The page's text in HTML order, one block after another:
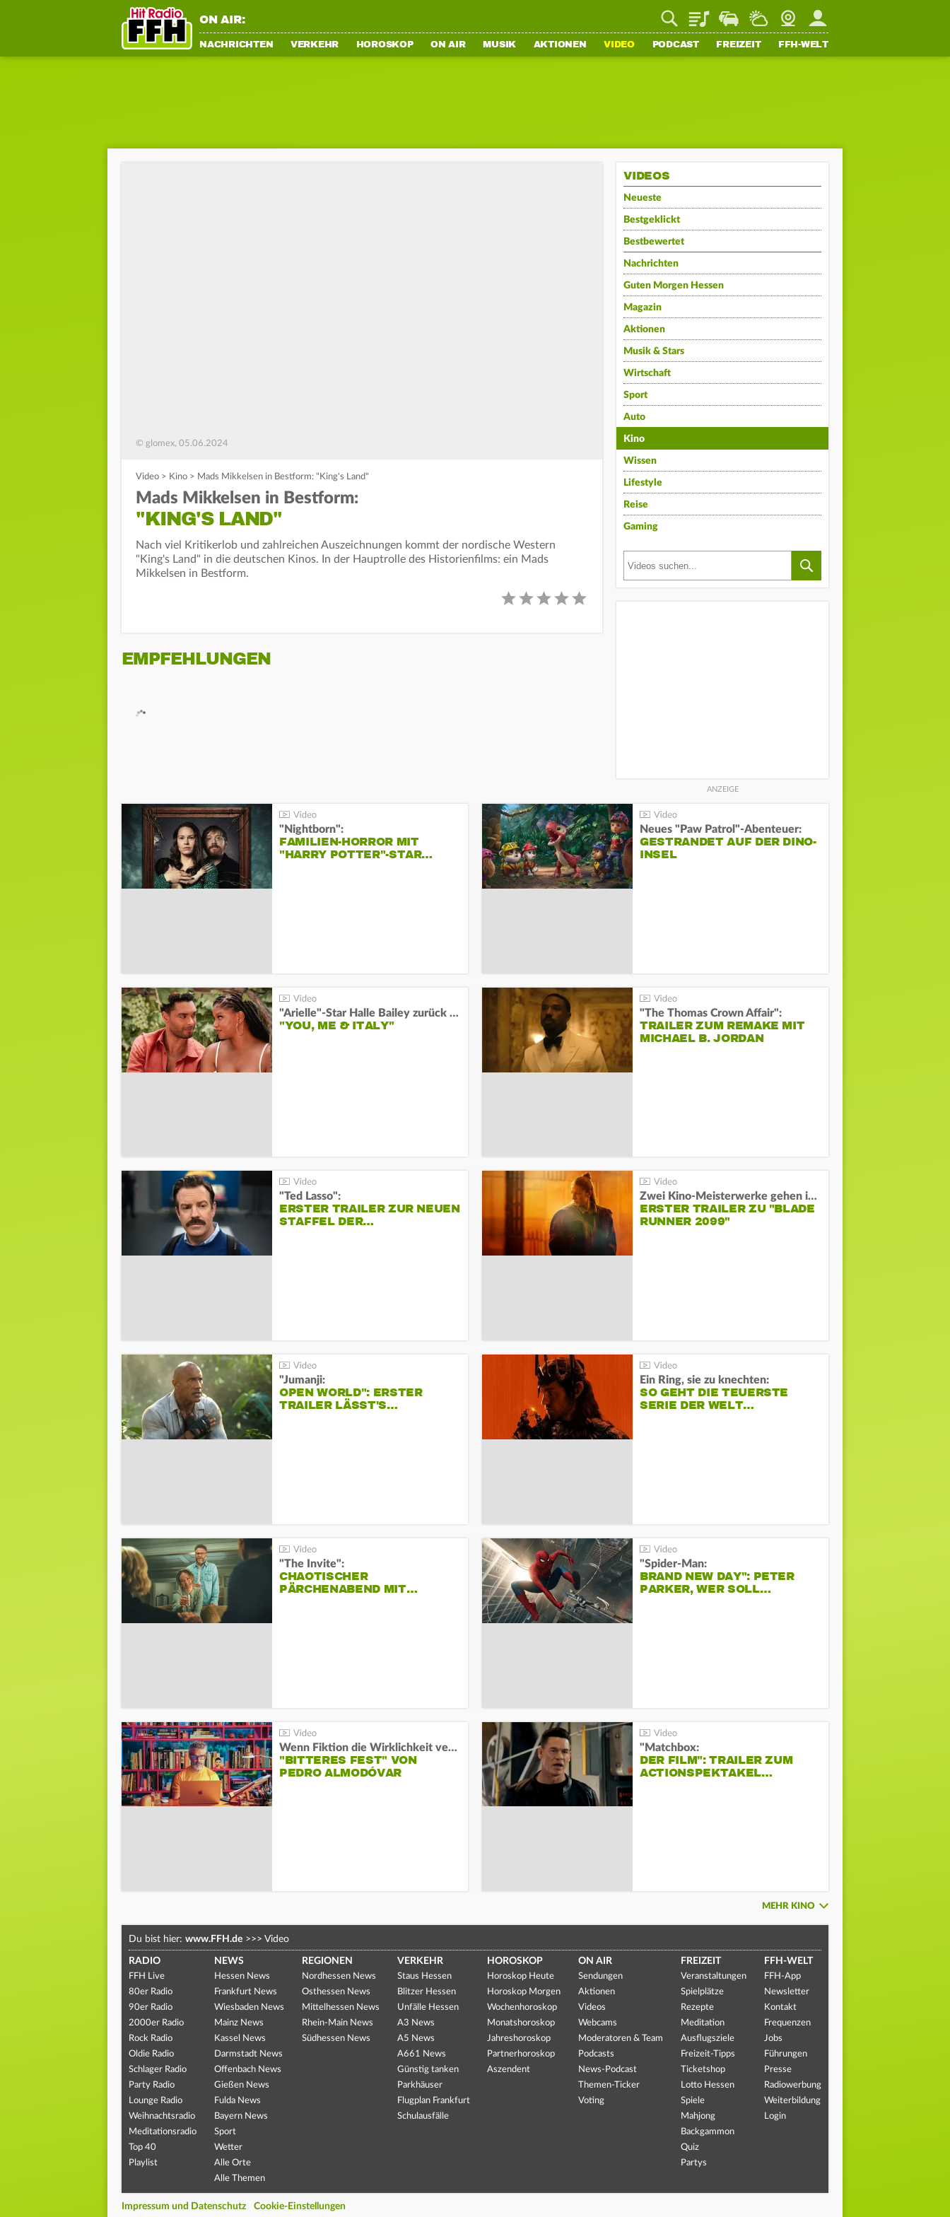
ON AIR: PlaylistStaupilotWetterWebcamMein FFH
NACHRICHTEN VERKEHR HOROSKOP ON AIR MUSIK AKTIONEN VIDEO PODCAST FREIZEIT FFH-WELT
© glomex, 05.06.2024
Video > Kino > Mads Mikkelsen in Bestform: "King's Land"
Mads Mikkelsen in Bestform:
"KING'S LAND"
Nach viel Kritikerlob und zahlreichen Auszeichnungen kommt der nordische Western
"King's Land" in die deutschen Kinos. In der Hauptrolle des Historienfilms: ein Mads
Mikkelsen in Bestform.
EMPFEHLUNGEN
VIDEOS
Neueste
Bestgeklickt
Bestbewertet
Nachrichten
Guten Morgen Hessen
Magazin
Aktionen
Musik & Stars
Wirtschaft
Sport
Auto
Kino
Wissen
Lifestyle
Reise
Gaming
"Nightborn":
FAMILIEN-HORROR MIT
"HARRY POTTER"-STAR…
Neues "Paw Patrol"-Abenteuer:
GESTRANDET AUF DER DINO-
INSEL
"Arielle"-Star Halle Bailey zurück auf der Leinwand:
"YOU, ME & ITALY"
"The Thomas Crown Affair":
TRAILER ZUM REMAKE MIT
MICHAEL B. JORDAN
"Ted Lasso":
ERSTER TRAILER ZUR NEUEN
STAFFEL DER…
Zwei Kino-Meisterwerke gehen in Serie:
ERSTER TRAILER ZU "BLADE
RUNNER 2099"
"Jumanji:
OPEN WORLD": ERSTER
TRAILER LÄSST'S…
Ein Ring, sie zu knechten:
SO GEHT DIE TEUERSTE
SERIE DER WELT…
"The Invite":
CHAOTISCHER
PÄRCHENABEND MIT…
"Spider-Man:
BRAND NEW DAY": PETER
PARKER, WER SOLL…
Wenn Fiktion die Wirklichkeit verschiebt:
"BITTERES FEST" VON
PEDRO ALMODÓVAR
"Matchbox:
DER FILM": TRAILER ZUM
ACTIONSPEKTAKEL…
MEHR KINO
Du bist hier: www.FFH.de >>> Video
RADIO
FFH Live
80er Radio
90er Radio
2000er Radio
Rock Radio
Oldie Radio
Schlager Radio
Party Radio
Lounge Radio
Weihnachtsradio
Meditationsradio
Top 40
Playlist
NEWS
Hessen News
Frankfurt News
Wiesbaden News
Mainz News
Kassel News
Darmstadt News
Offenbach News
Gießen News
Fulda News
Bayern News
Sport
Wetter
Alle Orte
Alle Themen
REGIONEN
Nordhessen News
Osthessen News
Mittelhessen News
Rhein-Main News
Südhessen News
VERKEHR
Staus Hessen
Blitzer Hessen
Unfälle Hessen
A3 News
A5 News
A661 News
Günstig tanken
Parkhäuser
Flugplan Frankfurt
Schulausfälle
HOROSKOP
Horoskop Heute
Horoskop Morgen
Wochenhoroskop
Monatshoroskop
Jahreshoroskop
Partnerhoroskop
Aszendent
ON AIR
Sendungen
Aktionen
Videos
Webcams
Moderatoren & Team
Podcasts
News-Podcast
Themen-Ticker
Voting
FREIZEIT
Veranstaltungen
Spielplätze
Rezepte
Meditation
Ausflugsziele
Freizeit-Tipps
Ticketshop
Lotto Hessen
Spiele
Mahjong
Backgammon
Quiz
Partys
FFH-WELT
FFH-App
Newsletter
Kontakt
Frequenzen
Jobs
Führungen
Presse
Radiowerbung
Weiterbildung
Login
Impressum und Datenschutz Cookie-Einstellungen